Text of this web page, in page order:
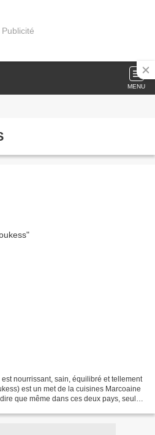
Publicité
MENU
nourrissant, sain, équilibré et tellement
est un met de la cuisines Marcoaine
que même dans ces deux pays, seules